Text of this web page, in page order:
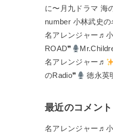
に〜月九ドラマ 海
number 小林武史の
名アレンジャー♬
ROAD❞
名アレンジャー♬
のRadio❞
徳永英
最近のコメント
名アレンジャー♬